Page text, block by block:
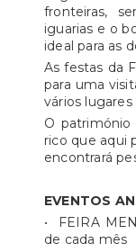
fronteiras,
iguarias e o
ideal para as
As festas da
para uma
vários lugares
O
rico que aqui
encontrará
EVENTOS
• FEIRA
de cada mês